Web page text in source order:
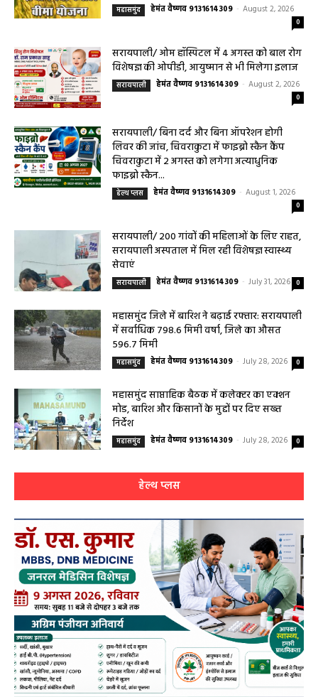
महासमुंद हेमंत वैष्णव 9131614309 - August 2, 2026
0
सरायपाली/ ओम हॉस्पिटल में 4 अगस्त को बाल रोग
विशेषज्ञ की ओपीडी, आयुष्मान से भी मिलेगा इलाज
सरायपाली हेमंत वैष्णव 9131614309 - August 2, 2026
0
सरायपाली/ बिना दर्द और बिना ऑपरेशन होगी
लिवर की जांच, चिवराकुटा में फाइब्रो स्कैन कैंप
चिवराकुटा में 2 अगस्त को लगेगा अत्याधुनिक
फाइब्रो स्कैन...
हेल्थ प्लस हेमंत वैष्णव 9131614309 - August 1, 2026
0
सरायपाली/ 200 गांवों की महिलाओं के लिए राहत,
सरायपाली अस्पताल में मिल रही विशेषज्ञ स्वास्थ्य
सेवाएं
सरायपाली हेमंत वैष्णव 9131614309 - July 31, 2026 0
महासमुंद जिले में बारिश ने बढ़ाई रफ्तार: सरायपाली
में सर्वाधिक 798.6 मिमी वर्षा, जिले का औसत
596.7 मिमी
महासमुंद हेमंत वैष्णव 9131614309 - July 28, 2026 0
महासमुंद साप्ताहिक बैठक में कलेक्टर का एक्शन
मोड, बारिश और किसानों के मुद्दों पर दिए सख्त
निर्देश
महासमुंद हेमंत वैष्णव 9131614309 - July 28, 2026 0
हेल्थ प्लस